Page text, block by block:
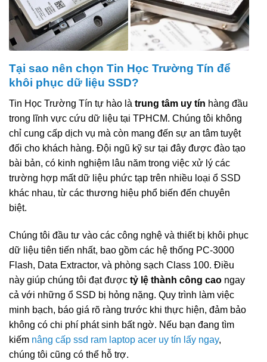
Tại sao nên chọn Tin Học Trường Tín để
khôi phục dữ liệu SSD?
Tin Học Trường Tín tự hào là trung tâm uy tín hàng đầu
trong lĩnh vực cứu dữ liệu tại TPHCM. Chúng tôi không
chỉ cung cấp dịch vụ mà còn mang đến sự an tâm tuyệt
đối cho khách hàng. Đội ngũ kỹ sư tại đây được đào tạo
bài bản, có kinh nghiệm lâu năm trong việc xử lý các
trường hợp mất dữ liệu phức tạp trên nhiều loại ổ SSD
khác nhau, từ các thương hiệu phổ biến đến chuyên
biệt.
Chúng tôi đầu tư vào các công nghệ và thiết bị khôi phục
dữ liệu tiên tiến nhất, bao gồm các hệ thống PC-3000
Flash, Data Extractor, và phòng sạch Class 100. Điều
này giúp chúng tôi đạt được tỷ lệ thành công cao ngay
cả với những ổ SSD bị hỏng nặng. Quy trình làm việc
minh bạch, báo giá rõ ràng trước khi thực hiện, đảm bảo
không có chi phí phát sinh bất ngờ. Nếu bạn đang tìm
kiếm nâng cấp ssd ram laptop acer uy tín lấy ngay,
chúng tôi cũng có thể hỗ trợ.